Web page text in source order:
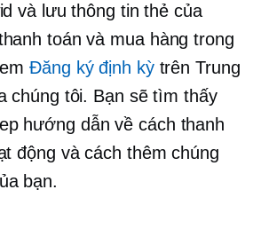
và lưu thông tin thẻ của
toán và mua hàng trong
Đăng ký định kỳtrên Trung
chúng tôi. Bạn sẽ tìm thấy
hướng dẫn về cách thanh
động và cách thêm chúng
bạn.